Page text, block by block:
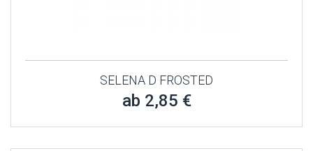
SELENA D FROSTED
ab 2,85 €